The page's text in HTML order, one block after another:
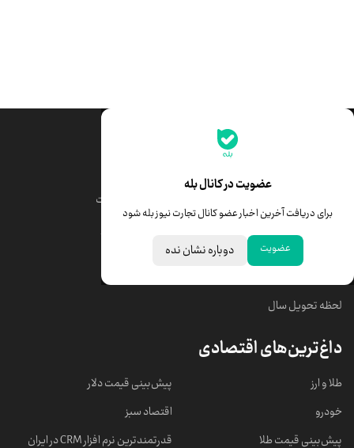
عضویت در کانال بله
برای دریافت آخرین اخبار عضو کانال تجارت نیوز بله شود
عضویت دوباره نشان نده
جدیدترین قیمت‌ها
قیمت درهم امارات
خبرهای مهم
لحظه تحویل سال
داغ‌ترین‌های اقتصادی
طلا و ارز
خودرو
پیش‌بینی قیمت طلا
پیش‌بینی قیمت دلار
اقتصاد سبز
قدرتمندترین نرم‌ افزار CRM در ایران